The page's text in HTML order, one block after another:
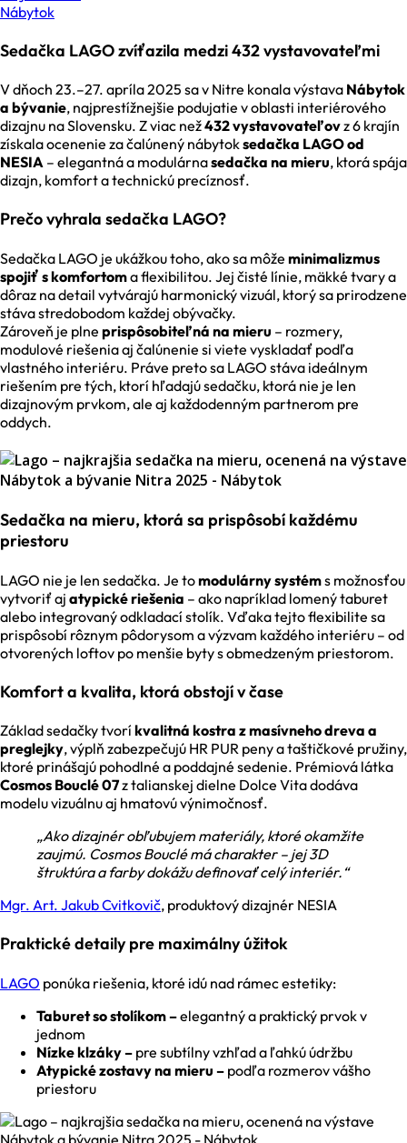
Nábytok
Sedačka LAGO zvíťazila medzi 432 vystavovateľmi
V dňoch 23.–27. apríla 2025 sa v Nitre konala výstava Nábytok
a bývanie, najprestížnejšie podujatie v oblasti interiérového
dizajnu na Slovensku. Z viac než432 vystavovateľovz 6 krajín
získala ocenenie za čalúnený nábytoksedačka LAGO od
NESIA – elegantná a modulárnasedačka na mieru, ktorá spája
dizajn, komfort a technickú precíznosť.
Prečo vyhrala sedačka LAGO?
Sedačka LAGO je ukážkou toho, ako sa môže minimalizmus
spojiť s komfortoma flexibilitou. Jej čisté línie, mäkké tvary a
dôraz na detail vytvárajú harmonický vizuál, ktorý sa prirodzene
stáva stredobodom každej obývačky.
Zároveň je plne prispôsobiteľná na mieru – rozmery,
modulové riešenia aj čalúnenie si viete vyskladať podľa
vlastného interiéru. Práve preto sa LAGO stáva ideálnym
riešením pre tých, ktorí hľadajú sedačku, ktorá nie je len
dizajnovým prvkom, ale aj každodenným partnerom pre
oddych.
Sedačka na mieru, ktorá sa prispôsobí každému
priestoru
LAGO nie je len sedačka. Je tomodulárny systéms možnosťou
vytvoriť aj atypické riešenia – ako napríklad lomený taburet
alebo integrovaný odkladací stolík. Vďaka tejto flexibilite sa
prispôsobí rôznym pôdorysom a výzvam každého interiéru – od
otvorených loftov po menšie byty s obmedzeným priestorom.
Komfort a kvalita, ktorá obstojí v čase
Základ sedačky tvoríkvalitná kostra z masívneho dreva a
preglejky, výplň zabezpečujú HR PUR peny a taštičkové pružiny,
ktoré prinášajú pohodlné a poddajné sedenie. Prémiová látka
Cosmos Bouclé 07z talianskej dielne Dolce Vita dodáva
modelu vizuálnu aj hmatovú výnimočnosť.
„Ako dizajnér obľubujem materiály, ktoré okamžite
zaujmú. Cosmos Bouclé má charakter – jej 3D
štruktúra a farby dokážu definovať celý interiér.“
Mgr. Art. Jakub Cvitkovič, produktový dizajnér NESIA
Praktické detaily pre maximálny úžitok
LAGO ponúka riešenia, ktoré idú nad rámec estetiky:
Taburet so stolíkom –elegantný a praktický prvok v
jednom
Nízke klzáky – pre subtílny vzhľad a ľahkú údržbu
Atypické zostavy na mieru – podľa rozmerov vášho
priestoru